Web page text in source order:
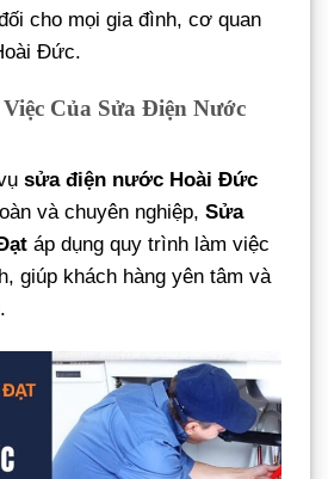
cho mọi gia đình, cơ quan
Đức.
Của Sửa Điện Nước
sửa điện nước Hoài Đức
và chuyên nghiệp, Sửa
áp dụng quy trình làm việc
giúp khách hàng yên tâm và